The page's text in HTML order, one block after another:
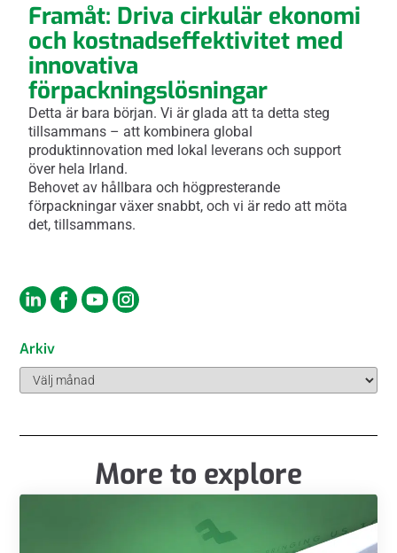
Arkiv
Framåt: Driva cirkulär ekonomi
och kostnadseffektivitet med
innovativa
förpackningslösningar
Detta är bara början. Vi är glada att ta detta steg
tillsammans – att kombinera global
produktinnovation med lokal leverans och support
över hela Irland.
Behovet av hållbara och högpresterande
förpackningar växer snabbt, och vi är redo att möta
det, tillsammans.
More to explore